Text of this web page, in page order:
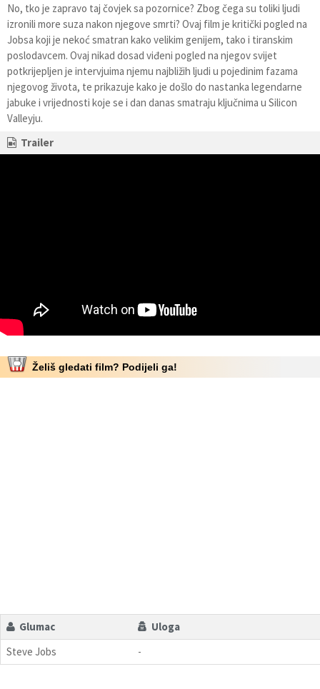
No, tko je zapravo taj čovjek sa pozornice? Zbog čega su toliki ljudi
izronili more suza nakon njegove smrti? Ovaj film je kritički pogled na
Jobsa koji je nekoć smatran kako velikim genijem, tako i tiranskim
poslodavcem. Ovaj nikad dosad viđeni pogled na njegov svijet
potkrijepljen je intervjuima njemu najbližih ljudi u pojedinim fazama
njegovog života, te prikazuje kako je došlo do nastanka legendarne
jabuke i vrijednosti koje se i dan danas smatraju ključnima u Silicon
Valleyju.
Trailer
Želiš gledati film? Podijeli ga!
Glumac
Uloga
Steve Jobs
-